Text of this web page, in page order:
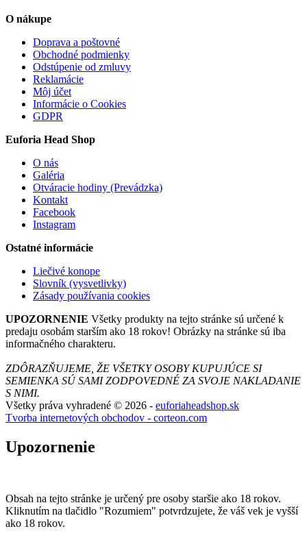
O nákupe
Doprava a poštovné
Obchodné podmienky
Odstúpenie od zmluvy
Reklamácie
Môj účet
Informácie o Cookies
GDPR
Euforia Head Shop
O nás
Galéria
Otváracie hodiny (Prevádzka)
Kontakt
Facebook
Instagram
Ostatné informácie
Liečivé konope
Slovník (vysvetlivky)
Zásady používania cookies
UPOZORNENIE Všetky produkty na tejto stránke sú určené k
predaju osobám starším ako 18 rokov! Obrázky na stránke sú iba
informačného charakteru.
ZDÔRAZŇUJEME, ŽE VŠETKY OSOBY KUPUJÚCE SI
SEMIENKA SÚ SAMI ZODPOVEDNÉ ZA SVOJE NAKLADANIE
S NIMI.
Všetky práva vyhradené © 2026 - euforiaheadshop.sk
Tvorba internetových obchodov - corteon.com
Upozornenie
Obsah na tejto stránke je určený pre osoby staršie ako 18 rokov.
Kliknutím na tlačidlo "Rozumiem" potvrdzujete, že váš vek je vyšší
ako 18 rokov.